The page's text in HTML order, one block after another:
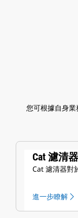
您可根據自身
Cat 濾清
Cat 濾清器對
進一步瞭解